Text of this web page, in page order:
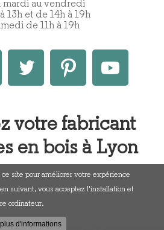
mardi au vendredi
13h et de 14h à 19h
de 11h à 19h
votre fabricant
en bois à Lyon
site pour améliorer votre expérience
suivant, vous acceptez l'installation et
ordinateur.
d'informations